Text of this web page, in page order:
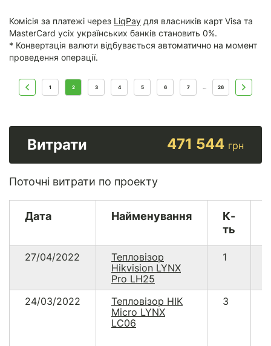
Комісія за платежі через LiqPay для власників карт Visa та
MasterCard усіх українських банків становить 0%.
* Конвертація валюти відбувається автоматично на момент
проведення операції.
1 2 3 4 5 6 7 ... 26
Витрати 471 544 грн
Поточні витрати по проекту
Дата Найменування
К-
ть
27/04/2022
Тепловізор
Hikvision LYNX
Pro LH25
1
24/03/2022
Тепловізор HIK
Micro LYNX
LC06
3